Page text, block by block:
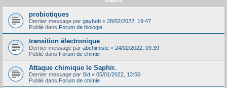
probiotiques
Dernier message par gaybob « 28/02/2022, 19:47
Publié dans Forum de biologie
transition électronique
Dernier message par abchimiste « 24/02/2022, 09:39
Publié dans Forum de chimie
Attaque chimique le Saphir.
Dernier message par Sid « 05/01/2022, 13:50
Publié dans Forum de chimie